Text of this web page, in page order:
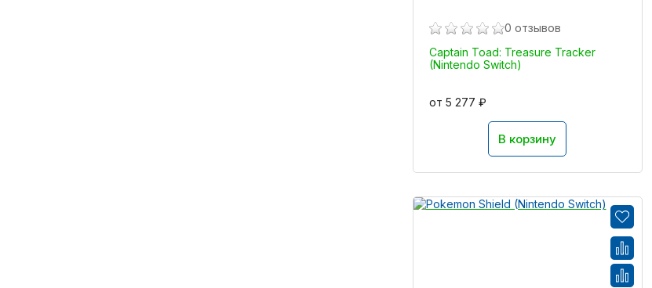
0 отзывов
Captain Toad: Treasure Tracker
(Nintendo Switch)
от 5 277 ₽
В корзину